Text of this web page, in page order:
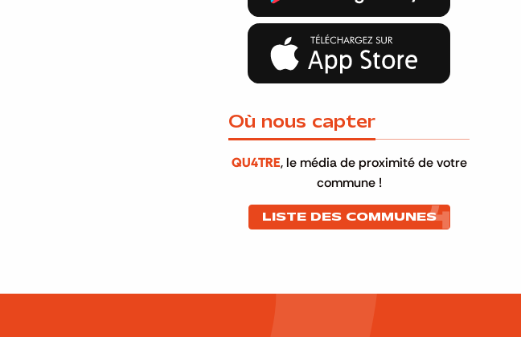
Où nous capter
QU4TRE, le média de proximité de votre
commune !
LISTE DES COMMUNES